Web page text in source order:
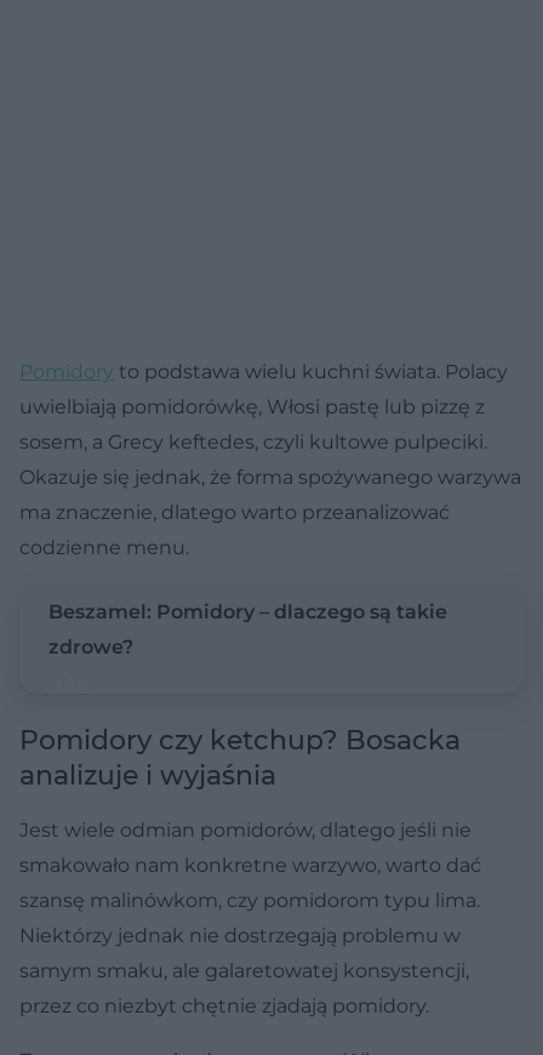
Pomidory to podstawa wielu kuchni świata. Polacy
uwielbiają pomidorówkę, Włosi pastę lub pizzę z
sosem, a Grecy keftedes, czyli kultowe pulpeciki.
Okazuje się jednak, że forma spożywanego warzywa
ma znaczenie, dlatego warto przeanalizować
codzienne menu.
Beszamel: Pomidory – dlaczego są takie
zdrowe?
Pomidory czy ketchup? Bosacka
analizuje i wyjaśnia
Jest wiele odmian pomidorów, dlatego jeśli nie
smakowało nam konkretne warzywo, warto dać
szansę malinówkom, czy pomidorom typu lima.
Niektórzy jednak nie dostrzegają problemu w
samym smaku, ale galaretowatej konsystencji,
przez co niezbyt chętnie zjadają pomidory.